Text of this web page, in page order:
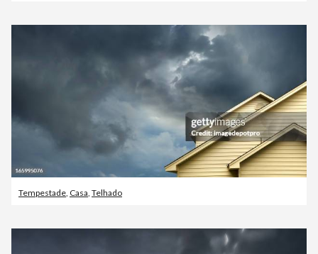
Tempestade Casa Telhado